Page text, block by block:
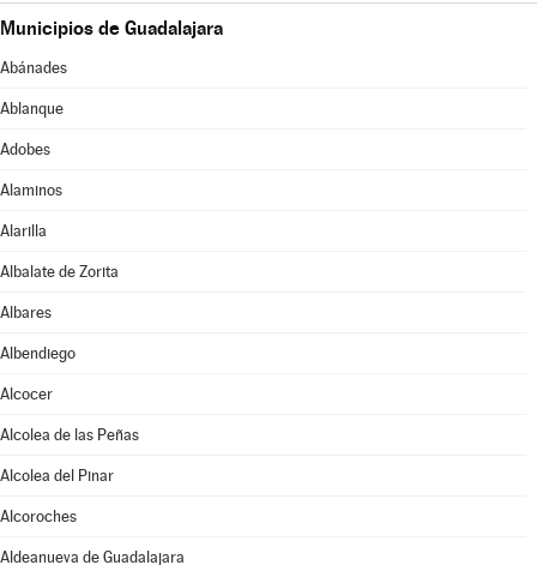
Municipios de Guadalajara
Abánades
Ablanque
Adobes
Alaminos
Alarilla
Albalate de Zorita
Albares
Albendiego
Alcocer
Alcolea de las Peñas
Alcolea del Pinar
Alcoroches
Aldeanueva de Guadalajara